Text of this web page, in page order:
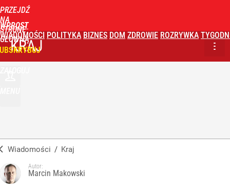
PRZEJDŹ
NA
STRONĘ
GŁÓWNĄ
WPROST
WIADOMOŚCI POLITYKA BIZNES DOM ZDROWIE ROZRYWKA
KRAJ
Wiadomości / Kraj
Autor:
Marcin Makowski